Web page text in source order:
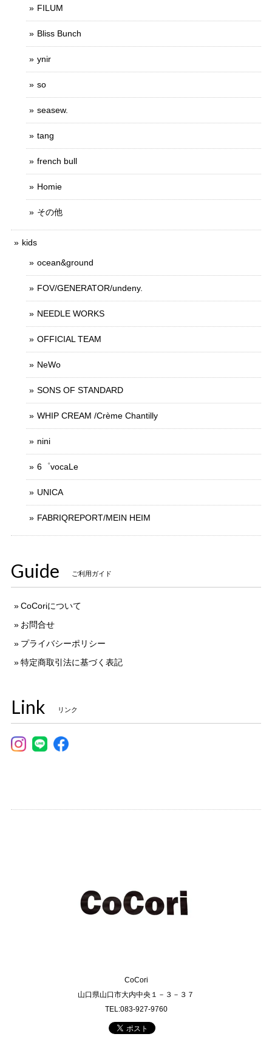
FILUM
Bliss Bunch
ynir
so
seasew.
tang
french bull
Homie
その他
kids
ocean&ground
FOV/GENERATOR/undeny.
NEEDLE WORKS
OFFICIAL TEAM
NeWo
SONS OF STANDARD
WHIP CREAM /Crème Chantilly
nini
6゜vocaLe
UNICA
FABRIQREPORT/MEIN HEIM
Guide ご利用ガイド
CoCoriについて
お問合せ
プライバシーポリシー
特定商取引法に基づく表記
Link リンク
CoCori
山口県山口市大内中央１－３－３７
TEL:083-927-9760